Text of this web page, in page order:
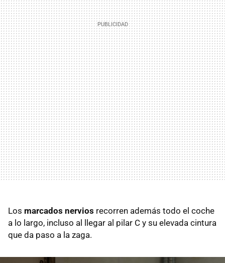
Los marcados nervios recorren además todo el coche
a lo largo, incluso al llegar al pilar C y su elevada cintura
que da paso a la zaga.